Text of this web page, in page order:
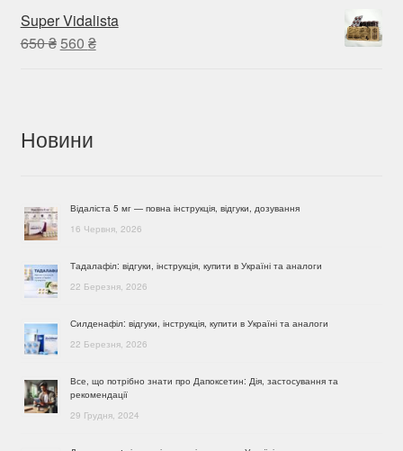
300 ₴.250 ₴.
Super Vidalista
650₴Оригінальна
560 ₴Поточна
Новини
Відаліста 5 мг — повна інструкція, відгуки, дозування
16 Червня, 2026
Тадалафіл: відгуки, інструкція, купити в Україні та аналоги
22 Березня, 2026
Силденафіл: відгуки, інструкція, купити в Україні та аналоги
22 Березня, 2026
Все, що потрібно знати про Дапоксетин: Дія, застосування та
рекомендації
29 Грудня, 2024